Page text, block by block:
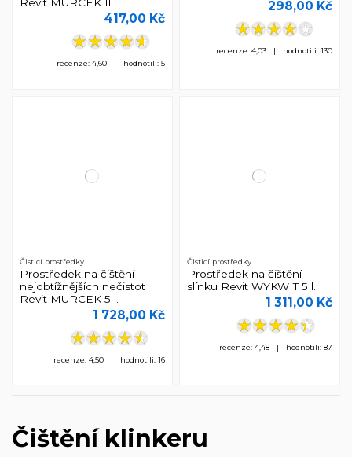
Revit MURCEK 1l.
417,00 Kč
recenze: 4,60 | hodnotili: 5
298,00 Kč
recenze: 4,03 | hodnotili: 130
Čisticí prostředky
Prostředek na čištění
nejobtížnějších nečistot
Revit MURCEK 5 l.
1 728,00 Kč
recenze: 4,50 | hodnotili: 16
Čisticí prostředky
Prostředek na čištění
slínku Revit WYKWIT 5 l.
1 311,00 Kč
recenze: 4,48 | hodnotili: 87
Čištění klinkeru